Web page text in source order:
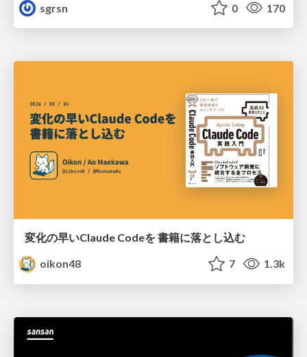
sgrsn
0 170
変化の早いClaude Codeを 書籍に落とし込む
oikon48
7 1.3k